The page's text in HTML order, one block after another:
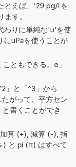
とえば、'29 pg/l を
す。
わりに単純な'u'を使
にuPaを使うことが
ともできる。e」
」と「^3」から
たがって、平方セン
書くことができ
算 (+), 減算 (-), 指
と pi (π) はすべて